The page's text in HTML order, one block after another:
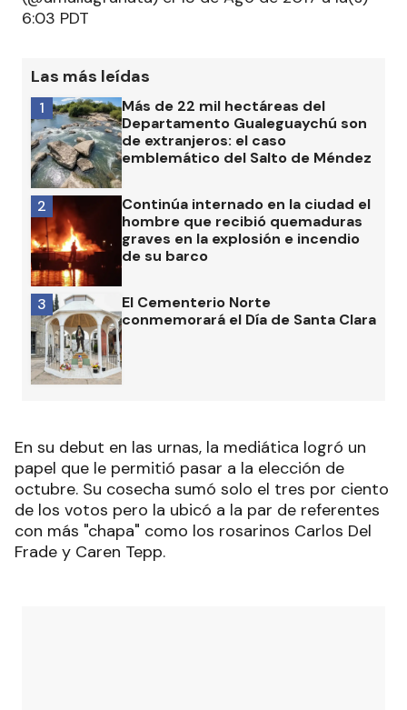
6:03 PDT
Las más leídas
Más de 22 mil hectáreas del
Departamento Gualeguaychú son
de extranjeros: el caso
emblemático del Salto de Méndez
1
Continúa internado en la ciudad el
hombre que recibió quemaduras
graves en la explosión e incendio
de su barco
2
El Cementerio Norte
conmemorará el Día de Santa Clara
3
En su debut en las urnas, la mediática logró un
papel que le permitió pasar a la elección de
octubre. Su cosecha sumó solo el tres por ciento
de los votos pero la ubicó a la par de referentes
con más "chapa" como los rosarinos Carlos Del
Frade y Caren Tepp.